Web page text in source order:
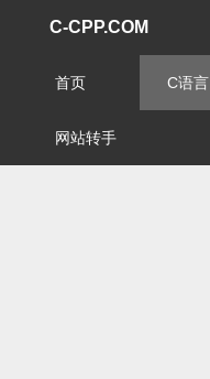
C-CPP.COM
首页 C语言
网站转手